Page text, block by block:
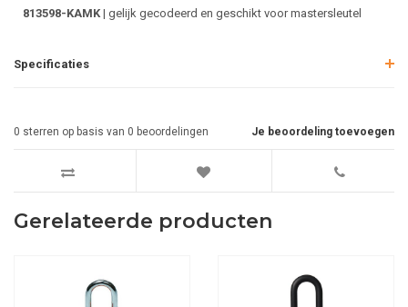
813598-KAMK| gelijk gecodeerd en geschikt voor mastersleutel
Specificaties
Je beoordeling toevoegen
0 sterren op basis van 0 beoordelingen
Gerelateerde producten